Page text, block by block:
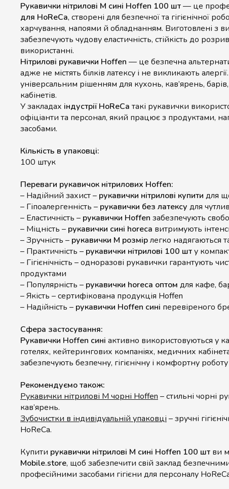
Рукавички нітрилові M сині Hoffen 100 шт— це
для HoReCa, створені для безпечної та гігієнічної
харчування, напоями й обладнанням. Виготовлені з
забезпечують чудову еластичність, стійкість до
використанні.
Нітрилові рукавички Hoffen — це безпечна
адже не містять білків латексу і не викликають
універсальним рішенням для кухонь, кав’ярень,
кабінетів.
У закладах індустрії HoReCa такі рукавички
офіціанти та персонал, який працює з продуктами,
засобами.
Кількість в упаковці:
100 штук
Переваги рукавичок нітрилових Hoffen:
– Надійний захист – рукавички нітрилові купити для
– Гіпоалергенність – рукавички без латексу для
– Еластичність – рукавички Hoffen забезпечують
– Міцність – рукавички сині horeca витримують
– Зручність – рукавички M розмірлегко надягаються
– Практичність – рукавички нітрилові 100 шту
– Гігієнічність – одноразові рукавички гарантують
продуктами
– Популярність – рукавички horeca оптом для кафе,
– Якість – сертифікована продукція Hoffen
– Надійність – рукавички Hoffen сині перевіреного
Сфера застосування:
Рукавички Hoffen сині активно використовуються у
готелях, кейтерингових компаніях, медичних
забезпечують безпечну, гігієнічну і комфортну
Рекомендуємо також:
Рукавички нітрилові M чорні Hoffen – стильні чорні
кав’ярень.
Зубочистки в індивідуальній упаковці – зручні
HoReCa.
Купити рукавички нітрилові M сині Hoffen 100 шт ви
Mobile.store, щоб забезпечити свій заклад
професійними засобами гігієни для персоналу